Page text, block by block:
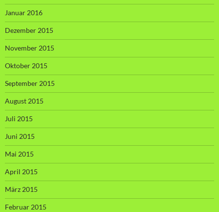
Januar 2016
Dezember 2015
November 2015
Oktober 2015
September 2015
August 2015
Juli 2015
Juni 2015
Mai 2015
April 2015
März 2015
Februar 2015